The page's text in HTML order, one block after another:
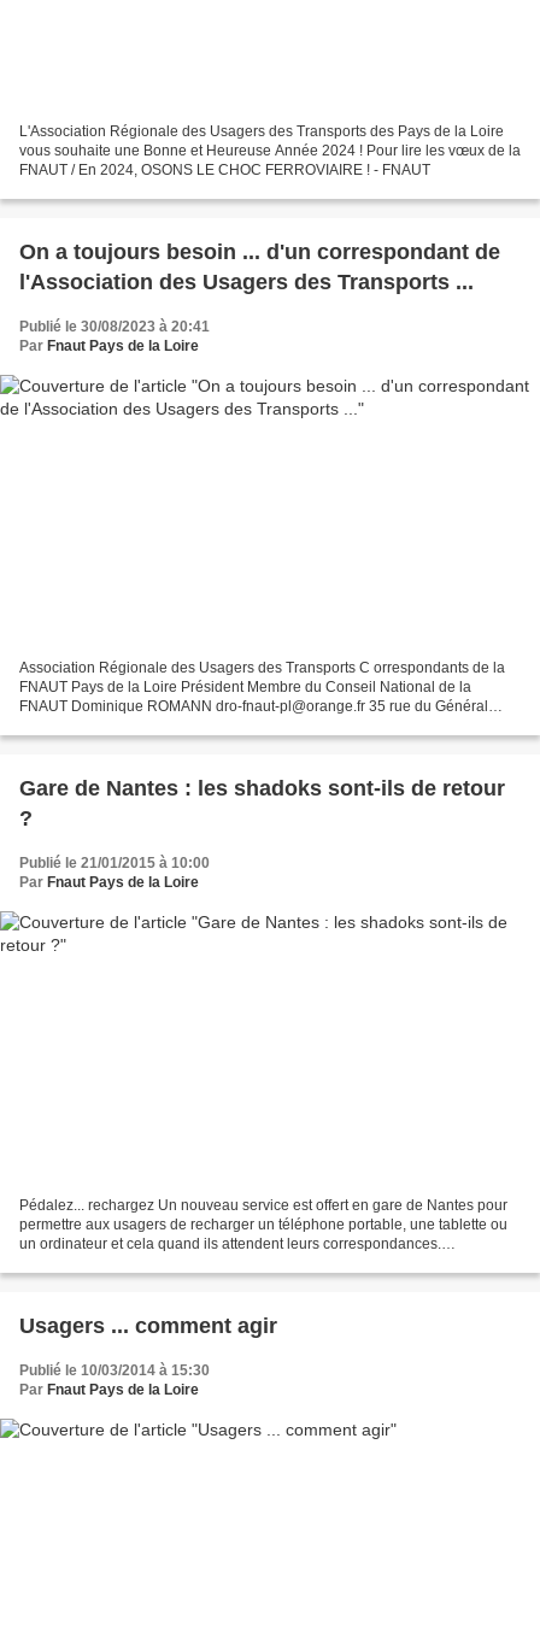
L'Association Régionale des Usagers des Transports des Pays de la Loire
vous souhaite une Bonne et Heureuse Année 2024 ! Pour lire les vœux de la
FNAUT / En 2024, OSONS LE CHOC FERROVIAIRE ! - FNAUT
On a toujours besoin ... d'un correspondant de
l'Association des Usagers des Transports ...
Publié le 30/08/2023 à 20:41
Par Fnaut Pays de la Loire
Association Régionale des Usagers des Transports C orrespondants de la
FNAUT Pays de la Loire Président Membre du Conseil National de la
FNAUT Dominique ROMANN dro-fnaut-pl@orange.fr 35 rue du Général
Gare de Nantes : les shadoks sont-ils de retour
?
Publié le 21/01/2015 à 10:00
Par Fnaut Pays de la Loire
Pédalez... rechargez Un nouveau service est offert en gare de Nantes pour
permettre aux usagers de recharger un téléphone portable, une tablette ou
un ordinateur et cela quand ils attendent leurs correspondances.
Usagers ... comment agir
Publié le 10/03/2014 à 15:30
Par Fnaut Pays de la Loire